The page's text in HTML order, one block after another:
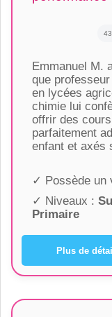
Emmanuel M.
que
en lycées
chimie lui
offrir des
parfaitement
enfant et axés
✓ Possède un
✓ Niveaux :
Primaire
Plus de